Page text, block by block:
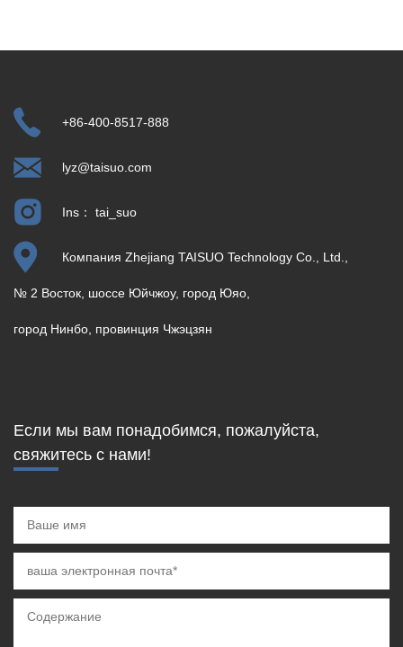
+86-400-8517-888
lyz@taisuo.com
Ins： tai_suo
Компания Zhejiang TAISUO Technology Co., Ltd.,
№ 2 Восток, шоссе Юйчжоу, город Юяо,
город Нинбо, провинция Чжэцзян
Если мы вам понадобимся, пожалуйста,
свяжитесь с нами!